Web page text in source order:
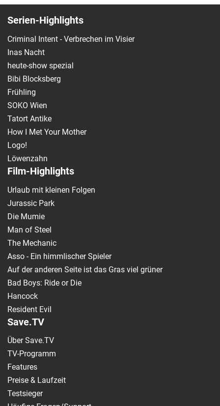
Serien-Highlights
Criminal Intent - Verbrechen im Visier
Inas Nacht
heute-show spezial
Bibi Blocksberg
Frühling
SOKO Wien
Tatort Antike
How I Met Your Mother
Logo!
Löwenzahn
Film-Highlights
Urlaub mit kleinen Folgen
Jurassic Park
Die Mumie
Man of Steel
The Mechanic
Asso - Ein himmlischer Spieler
Auf der anderen Seite ist das Gras viel grüner
Bad Boys: Ride or Die
Hancock
Resident Evil
Save.TV
Über Save.TV
TV-Programm
Features
Preise & Laufzeit
Testsieger